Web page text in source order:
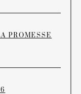
PROMESSE